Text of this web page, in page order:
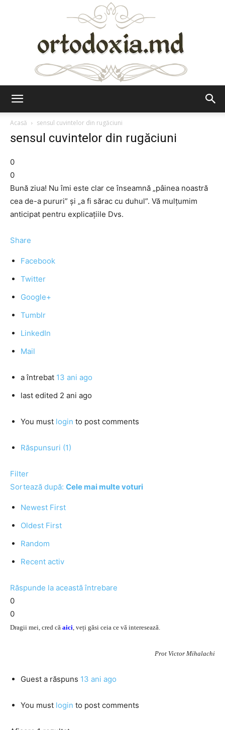
Acasă
sensul cuvintelor din rugăciuni
sensul cuvintelor din rugăciuni
0
0
Bună ziua! Nu îmi este clar ce înseamnă „pâinea noastră
cea de-a pururi” şi „a fi sărac cu duhul”. Vă mulţumim
anticipat pentru explicaţiile Dvs.
Share
Facebook
Twitter
Google+
Tumblr
LinkedIn
Mail
a întrebat 13 ani ago
last edited 2 ani ago
You must login to post comments
Răspunsuri (1)
Filter
Sortează după: Cele mai multe voturi
Newest First
Oldest First
Random
Recent activ
Răspunde la această întrebare
0
0
Dragii mei, cred că aici, veți găsi ceia ce vă interesează.
Prot Victor Mihalachi
Guest a răspuns 13 ani ago
You must login to post comments